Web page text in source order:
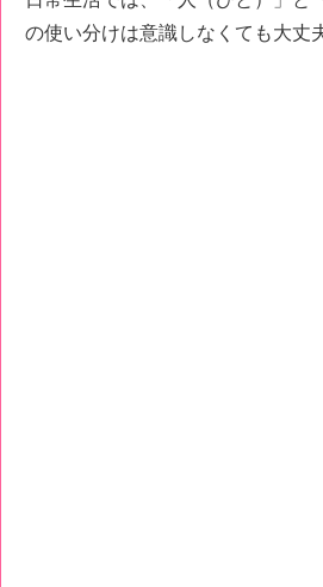
の使い分けは意識しなくても大丈